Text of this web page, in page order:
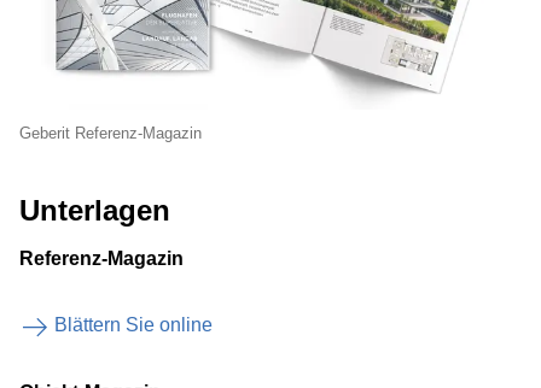
Geberit Referenz-Magazin
Unterlagen
Referenz-Magazin
Blättern Sie online